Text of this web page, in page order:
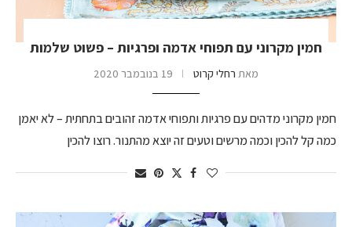
חמין מקרוני עם תפוחי אדמה ופרגיות – פשוט שלמות
מאת רחלי קרוט 19 בנובמבר 2020
חמין מקרוני מדהים עם פרגיות ותפוחי אדמה זהובים בתחתית – לא יאמן
כמה קל להכין וכמה מרשים וטעים זה יוצא מהתנור. רוצו להכין